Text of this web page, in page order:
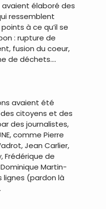
avaient élaboré des
ressemblent
à ce qu’il se
: rupture de
fusion du coeur,
de déchets….
avaient été
citoyens et des
des journalistes,
comme Pierre
Jean Carlier,
Frédérique de
Martin-
lignes (pardon là